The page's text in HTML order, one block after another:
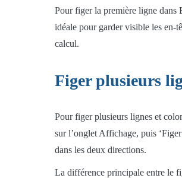
Pour figer la première ligne dans
idéale pour garder visible les en-
calcul.
Figer plusieurs
Pour figer plusieurs lignes et
sur l’onglet Affichage, puis
dans les deux directions.
La différence principale entre le